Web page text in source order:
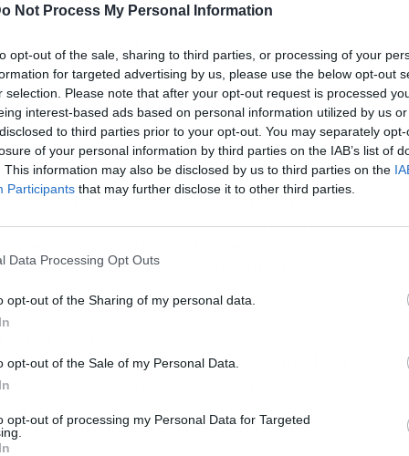
Not Process My Personal Information
opt-out of the sale, sharing to third parties, or processing of your
for targeted advertising by us, please use the below opt-out
selection. Please note that after your opt-out request is processed
interest-based ads based on personal information utilized by us
to third parties prior to your opt-out. You may separately
of your personal information by third parties on the IAB’s list of
This information may also be disclosed by us to third parties on the
Participants that may further disclose it to other third parties.
Data Processing Opt Outs
opt-out of the Sharing of my personal data.
opt-out of the Sale of my Personal Data.
opt-out of processing my Personal Data for Targeted
en el segmento hotelero de lujo así
destinos urbanos de Europa. La capital
inversor, situándose entre los mercados
un informe sobre el sector hotelero europeo
prevé mantener o aumentar su
la península ibérica entre las regiones
Todo ello en un contexto marcado por el
escasez de activos prime en la capital,
el reposicionamiento de edificios
lujo en Madrid.
de nuevos hoteles en este segmento en
propiedad de la socimi Hotei
que anteriormente albergó el Iberostar
mayo, lo convertirá en una de las primeras
de lujo en la ciudad en los próximos